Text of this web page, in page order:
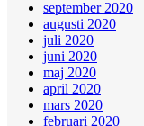
september 2020
augusti 2020
juli 2020
juni 2020
maj 2020
april 2020
mars 2020
februari 2020